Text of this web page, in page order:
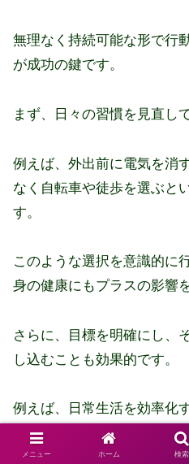
無理なく持続可能な形で行
が成功の鍵です。
まず、日々の習慣を見直し
例えば、外出前に電気を消
なく自転車や徒歩を選ぶと
す。
このような選択を意識的に
身の健康にもプラスの影響
さらに、目標を明確にし、
し込むことも効果的です。
例えば、日常生活を効率化
合、朝の準備をスムーズに
な持ち物を揃えるなどの習
メニュー ホーム 検索